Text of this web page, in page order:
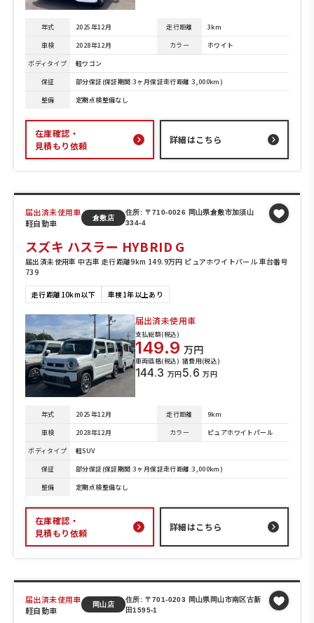
年式 2025年12月 走行距離
3km
車検
2028年12月 カラー
ホワイト
ボディタイプ
軽ワゴン
保証
部分保証(保証期間:3ヶ月保証走行距離:3,000km)
整備
定期点検整備なし
在庫確認・
見積もり依頼
詳細はこちら
届出済未使用車
軽自動車
倉敷店
住所: 〒710-0026 岡山県倉敷市加須山
334-4
スズキ ハスラー HYBRID G
届出済未使用車 中古車 走行距離9km 149.9万円 ピュアホワイトパール 車台番号
739
走行距離10km以下 車検1年以上あり
届出済未使用車
支払総額(税込)
149.9 万円
車両価格(税込)
144.3 万円
諸費用(税込)
5.6 万円
年式 2025年12月 走行距離
9km
車検
2028年12月 カラー
ピュアホワイトパール
ボディタイプ
軽SUV
保証
部分保証(保証期間:3ヶ月保証走行距離:3,000km)
整備
定期点検整備なし
在庫確認・
見積もり依頼
詳細はこちら
届出済未使用車
軽自動車
岡山店
住所: 〒701-0203 岡山県岡山市南区古新
田1595-1